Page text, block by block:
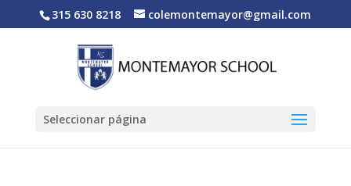
315 630 8218 colemontemayor@gmail.com
Seleccionar página